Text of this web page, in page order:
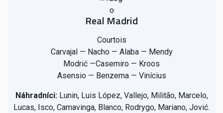
Real Madrid
Courtois
Carvajal — Nacho — Alaba — Mendy
Modrić —Casemiro — Kroos
Asensio — Benzema — Vinícius
Náhradníci:Lunin, Luis López, Vallejo, Militão, Marcelo,
Lucas, Isco, Camavinga, Blanco, Rodrygo, Mariano, Jović.